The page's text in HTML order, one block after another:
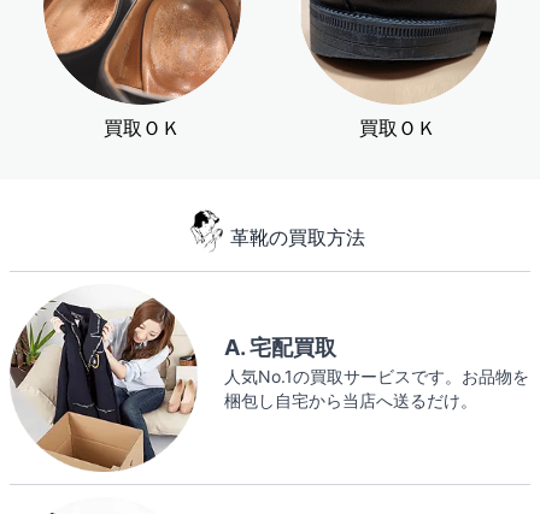
買取ＯＫ 買取ＯＫ
革靴の買取方法
A. 宅配買取
人気No.1の買取サービスです。お品物を
梱包し自宅から当店へ送るだけ。